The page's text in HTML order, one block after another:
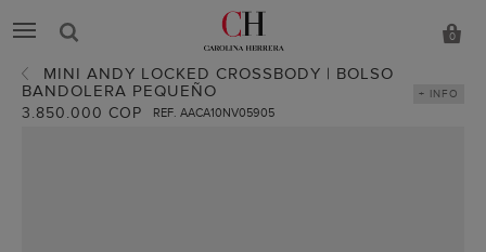
0
MINI ANDY LOCKED CROSSBODY | BOLSO
BANDOLERA PEQUEÑO
3.850.000 COP REF. AACA10NV05905
+ INFO